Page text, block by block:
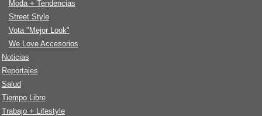
Moda + Tendencias
Street Style
Vota "Mejor Look"
We Love Accesorios
Noticias
Reportajes
Salud
Tiempo Libre
Trabajo + Lifestyle